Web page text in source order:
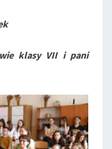
klasy VII i pani